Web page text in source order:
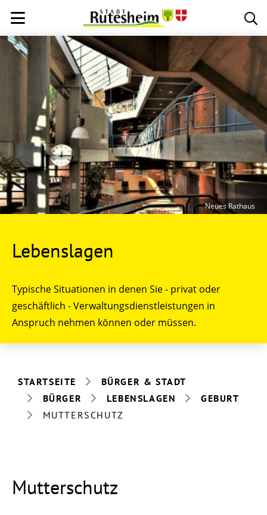
Lebenslagen
Typische Situationen in denen Sie - privat oder
geschäftlich - Verwaltungsdienstleistungen in
Anspruch nehmen können oder müssen.
Neues Rathaus
STARTSEITE
BÜRGER & STADT
BÜRGER
LEBENSLAGEN
GEBURT
MUTTERSCHUTZ
Mutterschutz